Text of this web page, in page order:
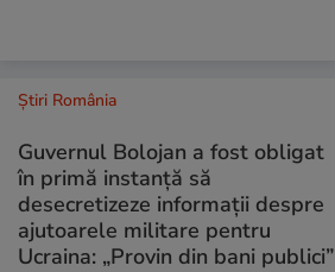
Știri România
Guvernul Bolojan a fost obligat
în primă instanță să
desecretizeze informații despre
ajutoarele militare pentru
Ucraina: „Provin din bani publici”